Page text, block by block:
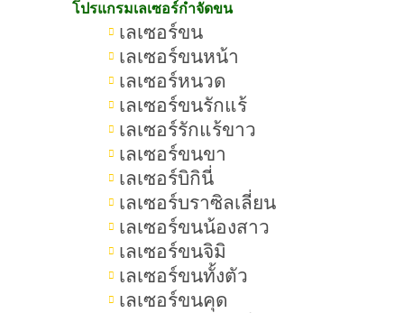
โปรแกรมเลเซอร์กำจัดขน
เลเซอร์ขน
เลเซอร์ขนหน้า
เลเซอร์หนวด
เลเซอร์ขนรักแร้
เลเซอร์รักแร้ขาว
เลเซอร์ขนขา
เลเซอร์บิกินี่
เลเซอร์บราซิลเลี่ยน
เลเซอร์ขนน้องสาว
เลเซอร์ขนจิมิ
เลเซอร์ขนทั้งตัว
เลเซอร์ขนคุด
ฉีดฟิลเลอร์ใต้ตาบวม สาเหตุเกิดจากอะไร กี่วันหาย
แก้ไขอย่างไร
ฉีดฟิลเลอร์ใต้ตาบวมประมาณ 3 - 7 วัน
เป็นเรื่องปกติ ถ้าหลีกเลี่ยงอาหารและ
พฤติกรรมที่ทำให้ระคายเคืองจะหายได้
เอง แต่ถ้าเกิด...